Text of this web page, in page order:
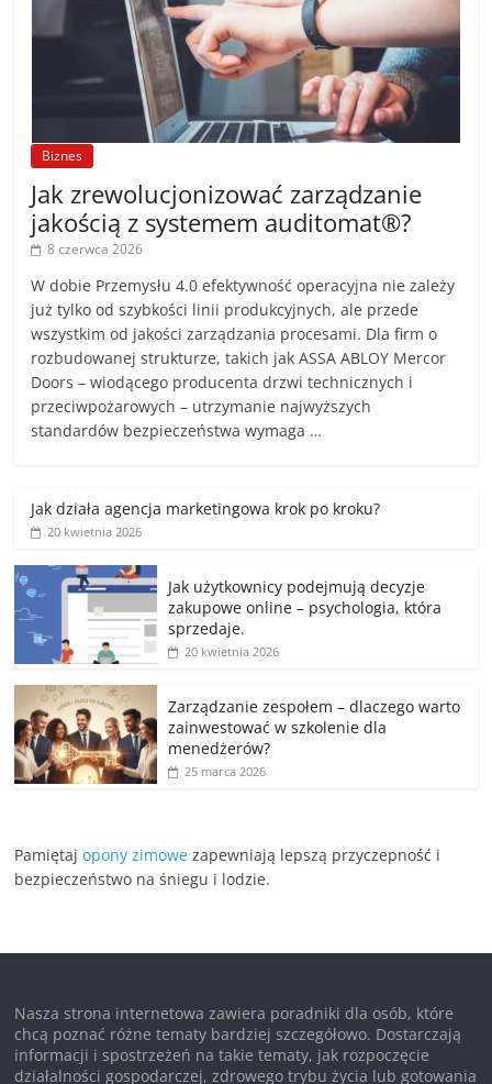
Biznes
Jak zrewolucjonizować zarządzanie
jakością z systemem auditomat®?
8 czerwca 2026
W dobie Przemysłu 4.0 efektywność operacyjna nie zależy
już tylko od szybkości linii produkcyjnych, ale przede
wszystkim od jakości zarządzania procesami. Dla firm o
rozbudowanej strukturze, takich jak ASSA ABLOY Mercor
Doors – wiodącego producenta drzwi technicznych i
przeciwpożarowych – utrzymanie najwyższych
standardów bezpieczeństwa wymaga …
Jak działa agencja marketingowa krok po kroku?
20 kwietnia 2026
Jak użytkownicy podejmują decyzje
zakupowe online – psychologia, która
sprzedaje.
20 kwietnia 2026
Zarządzanie zespołem – dlaczego warto
zainwestować w szkolenie dla
menedżerów?
25 marca 2026
Pamiętajopony zimowe zapewniają lepszą przyczepność i
bezpieczeństwo na śniegu i lodzie.
Nasza strona internetowa zawiera poradniki dla osób, które
chcą poznać różne tematy bardziej szczegółowo. Dostarczają
informacji i spostrzeżeń na takie tematy, jak rozpoczęcie
działalności gospodarczej, zdrowego trybu życia lub gotowania